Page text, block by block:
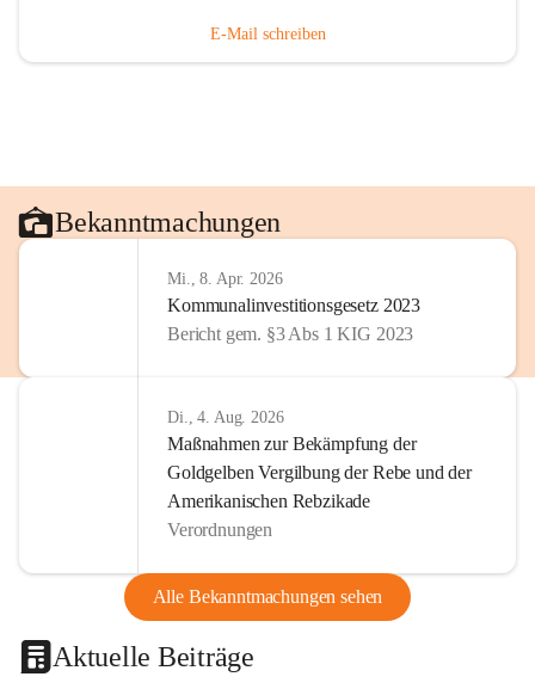
E-Mail schreiben
Bekanntmachungen
Mi., 8. Apr. 2026
Kommunalinvestitionsgesetz 2023
Bericht gem. §3 Abs 1 KIG 2023
Di., 4. Aug. 2026
Maßnahmen zur Bekämpfung der
Goldgelben Vergilbung der Rebe und der
Amerikanischen Rebzikade
Verordnungen
Alle Bekanntmachungen sehen
Aktuelle Beiträge